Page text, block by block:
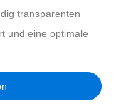
transparenten
und eine optimale